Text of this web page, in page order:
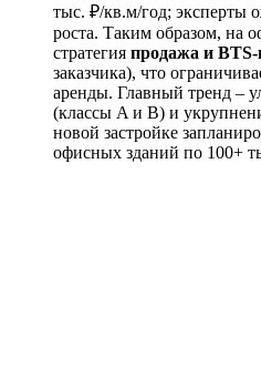
тыс. ₽/кв.м/год; эксперты
роста. Таким образом, на
стратегия продажа и
заказчика), что
аренды. Главный тренд –
(классы A и B) и
новой застройке
офисных зданий по 100+